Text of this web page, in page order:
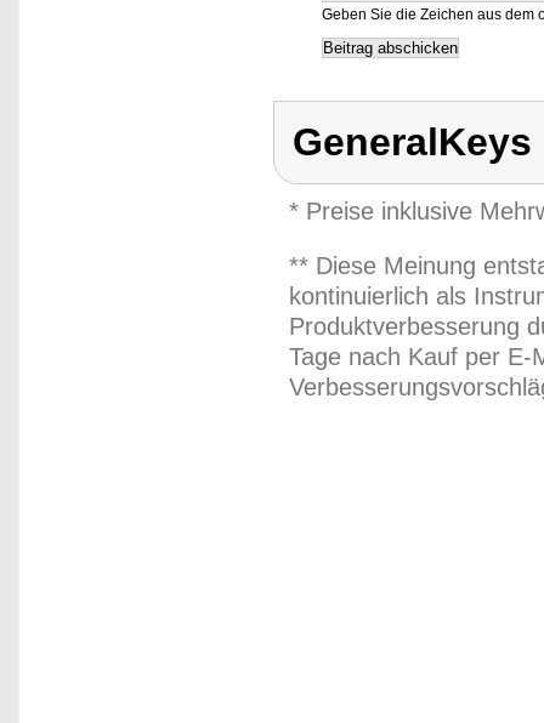
Geben Sie die Zeichen aus dem
GeneralKeys
* Preise inklusive
** Diese Meinung
kontinuierlich als
Produktverbesserung
Tage nach Kauf per E-